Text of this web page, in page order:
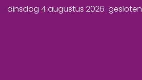
dinsdag 4 augustus 2026 gesloten